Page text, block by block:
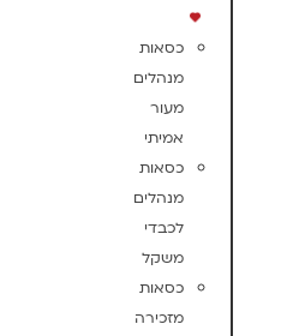
כסאות
מנהלים
מעור
אמיתי
כסאות
מנהלים
לכבדי
משקל
כסאות
מזכירה